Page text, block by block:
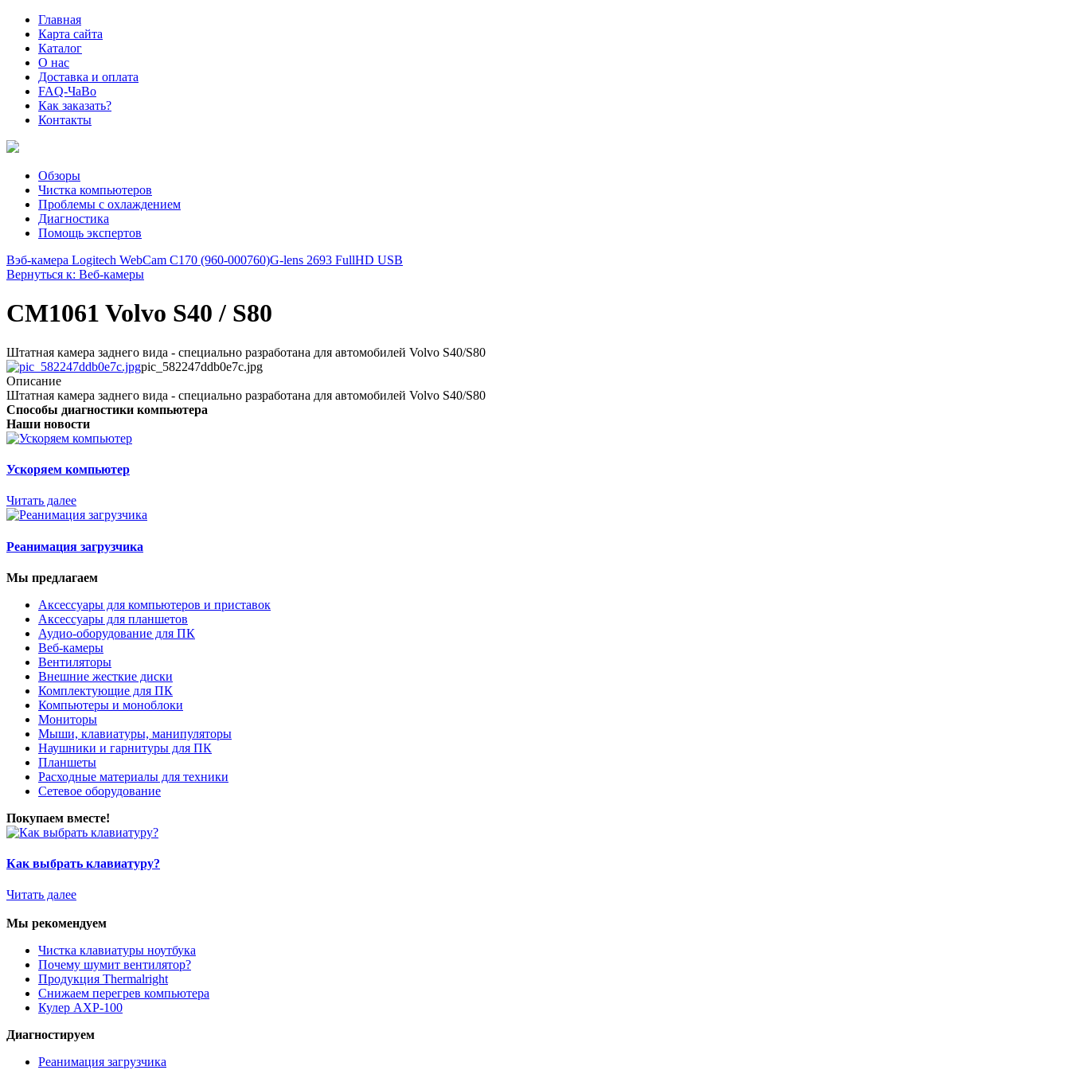
Главная
Карта сайта
Каталог
О нас
Доставка и оплата
FAQ-ЧаВо
Как заказать?
Контакты
Обзоры
Чистка компьютеров
Проблемы с охлаждением
Диагностика
Помощь экспертов
Вэб-камера Logitech WebCam C170 (960-000760)G-lens 2693 FullHD USB
Вернуться к: Веб-камеры
CM1061 Volvo S40 / S80
Штатная камера заднего вида - специально разработана для автомобилей Volvo S40/S80
pic_582247ddb0e7c.jpg
Описание
Штатная камера заднего вида - специально разработана для автомобилей Volvo S40/S80
Способы диагностики компьютера
Наши новости
Ускоряем компьютер
Читать далее
Реанимация загрузчика
Мы предлагаем
Аксессуары для компьютеров и приставок
Аксессуары для планшетов
Аудио-оборудование для ПК
Веб-камеры
Вентиляторы
Внешние жесткие диски
Комплектующие для ПК
Компьютеры и моноблоки
Мониторы
Мыши, клавиатуры, манипуляторы
Наушники и гарнитуры для ПК
Планшеты
Расходные материалы для техники
Сетевое оборудование
Покупаем вместе!
Как выбрать клавиатуру?
Читать далее
Мы рекомендуем
Чистка клавиатуры ноутбука
Почему шумит вентилятор?
Продукция Thermalright
Снижаем перегрев компьютера
Кулер AXP-100
Диагностируем
Реанимация загрузчика